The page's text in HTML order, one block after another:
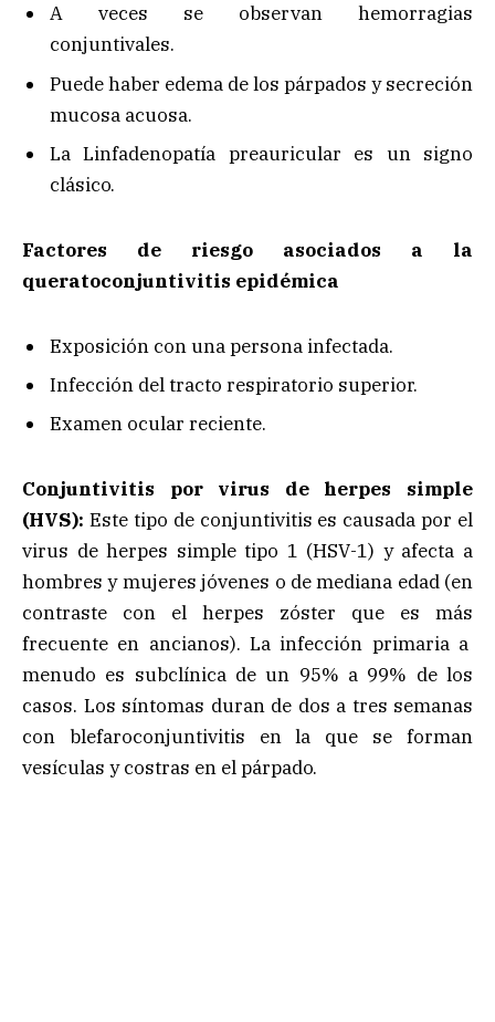
A veces se observan hemorragias
conjuntivales.
Puede haber edema de los párpados y secreción
mucosa acuosa.
La Linfadenopatía preauricular es un signo
clásico.
Factores de riesgo asociados a la
queratoconjuntivitis epidémica
Exposición con una persona infectada.
Infección del tracto respiratorio superior.
Examen ocular reciente.
Conjuntivitis por virus de herpes simple
(HVS): Este tipo de conjuntivitis es causada por el
virus de herpes simple tipo 1 (HSV-1) y afecta a
hombres y mujeres jóvenes o de mediana edad (en
contraste con el herpes zóster que es más
frecuente en ancianos). La infección primaria a
menudo es subclínica de un 95% a 99% de los
casos. Los síntomas duran de dos a tres semanas
con blefaroconjuntivitis en la que se forman
vesículas y costras en el párpado.